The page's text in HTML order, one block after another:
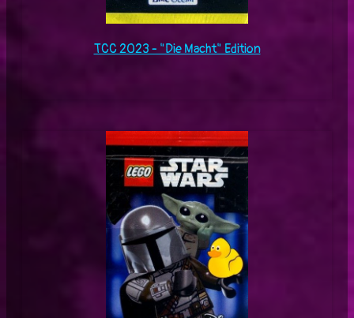
TCC 2023 - "Die Macht" Edition